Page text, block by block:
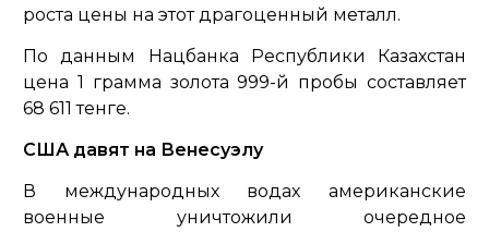
роста цены на этот драгоценный металл.
По данным Нацбанка Республики Казахстан
цена 1 грамма золота 999-й пробы составляет
68 611 тенге.
США давят на Венесуэлу
В международных водах американские
военные уничтожили очередное